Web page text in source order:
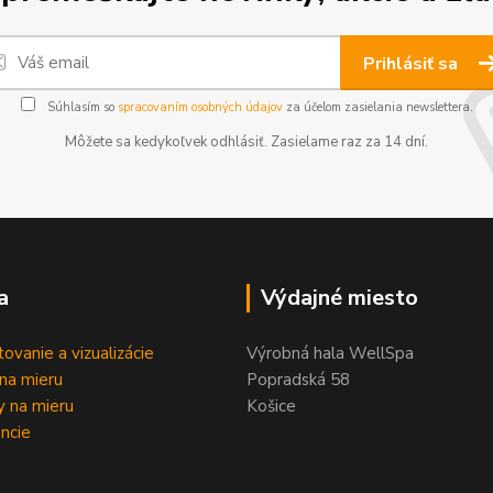
Prihlásiť sa
Súhlasím so spracovaním osobných údajovza účelom zasielania newslettera.
Môžete sa kedykoľvek odhlásiť. Zasielame raz za 14 dní.
a vizualizácie
mieru
na mieru
Výdajné miesto
Výrobná hala WellSpa
Popradská 58
Košice